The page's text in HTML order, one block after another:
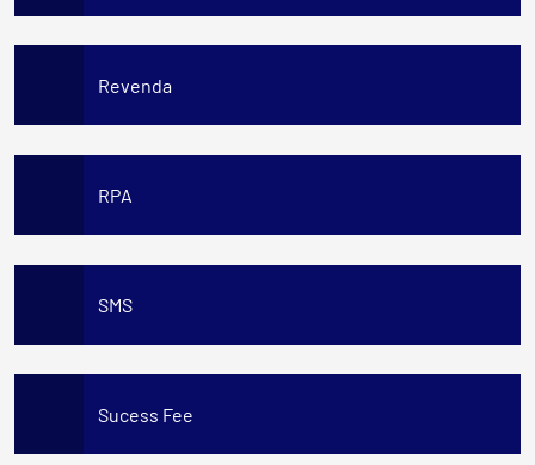
Revenda
RPA
SMS
Sucess Fee